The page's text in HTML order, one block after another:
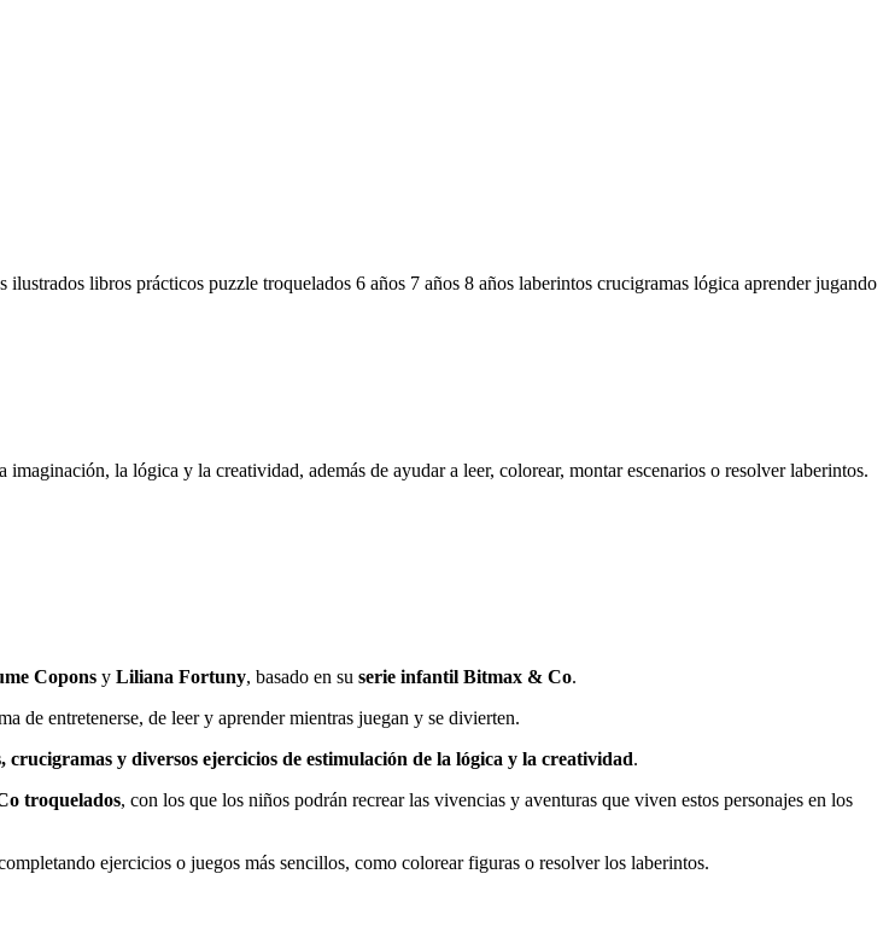
ilustrados libros prácticos puzzle troquelados 6 años 7 años 8 años laberintos crucigramas lógica aprender jugando
imaginación, la lógica y la creatividad, además de ayudar a leer, colorear, montar escenarios o resolver laberintos.
Copons y Liliana Fortuny, basado en su serie infantil Bitmax & Co.
de entretenerse, de leer y aprender mientras juegan y se divierten.
y diversos ejercicios de estimulación de la lógica y la creatividad.
troquelados, con los que los niños podrán recrear las vivencias y aventuras que viven estos personajes en los
ejercicios o juegos más sencillos, como colorear figuras o resolver los laberintos.